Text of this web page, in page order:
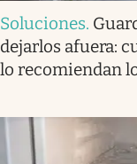
Soluciones.
dejarlos afuera:
lo recomiendan